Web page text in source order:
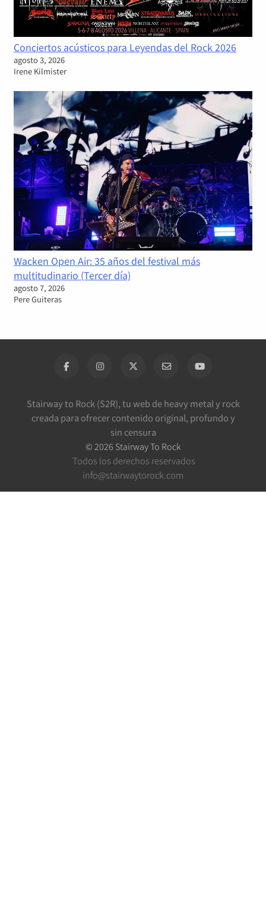
Conciertos acústicos para Leyendas del Rock 2026
agosto 3, 2026
Irene Kilmister
Wacken Open Air: 35 años del festival más
multitudinario (Tercer día)
agosto 7, 2026
Pere Guiteras
Stairway to Rock (S2R), tu web de heavy metal y rock
creada para ofrecer contenido original, profundo y
sin censura
© 2026 Stairway To Rock
Todos los derechos reservados
info@stairwaytorock.com